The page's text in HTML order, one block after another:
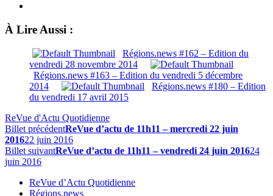
À Lire Aussi :
Régions.news #162 – Edition du
vendredi 28 novembre 2014
Régions.news #163 – Edition du vendredi 5 décembre
2014
Régions.news #180 – Edition
du vendredi 17 avril 2015
ReVue d'Actu Quotidienne
Billet précédentReVue d’actu de 11h11 – mercredi 22 juin
201622 juin 2016
Billet suivantReVue d’actu de 11h11 – vendredi 24 juin 201624
juin 2016
ReVue d’Actu Quotidienne
Régions.news